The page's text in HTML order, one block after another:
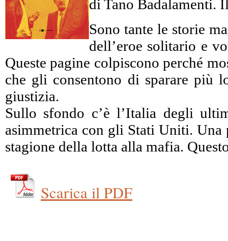
di Tano Badalamenti.
Sono tante le storie
dell’eroe solitario e
Queste pagine colpiscono perché
che gli consentono di sparare più
giustizia.
Sullo sfondo c’è l’Italia degli
asimmetrica con gli Stati Uniti. Una
stagione della lotta alla mafia.
Scarica il PDF